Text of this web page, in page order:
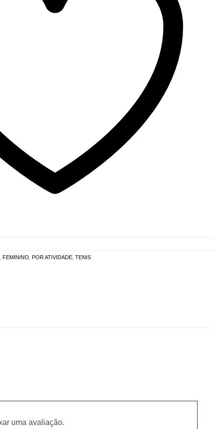
FEMININO POR ATIVIDADE TENIS
uma avaliação.